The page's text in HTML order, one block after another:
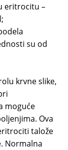
eritrocitu –
su od
krvne slike,
moguće
Ova
talože
Normalna